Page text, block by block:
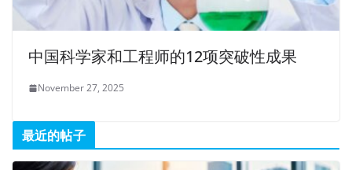
中国科学家和工程师的12项突破性成果
November 27, 2025
最近的帖子